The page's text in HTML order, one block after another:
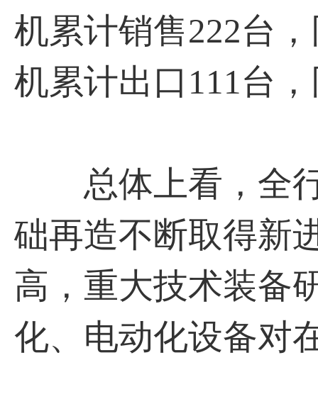
机累计销售222台
机累计出口111台
总体上看，全行
础再造不断取得新
高，重大技术装备
化、电动化设备对